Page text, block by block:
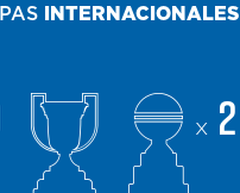
INTERNACIONALES
x 2